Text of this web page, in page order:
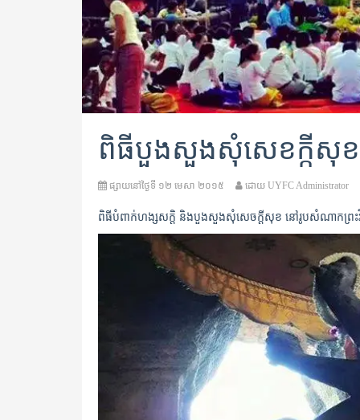
ពិធីបួងសួងសុំសេខក្កីសុខន
ផ្សាយនៅថ្ងៃទី ១២ មេសា ២០១៥ ដោយ UYFC Administrator
ពិធីបំពាក់ហង្សសក្តិ និងបួងសួងសុំសេចក្តីសុខ នៅរូបសំណាកព្រះវិស្ណុ